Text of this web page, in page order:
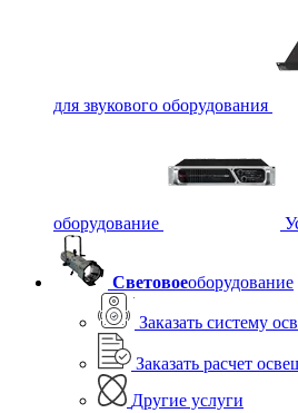
для звукового оборудования
оборудование
Световоеоборудование
Заказать систему
Заказать расчет
Другие услуги